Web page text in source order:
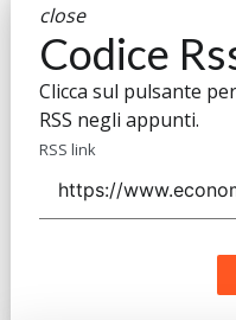
close
Codice
Clicca sul pulsante
RSS negli appunti.
RSS link